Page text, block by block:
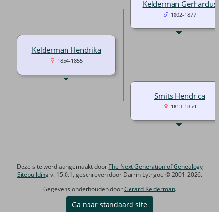
Kelderman Hendrika
1854-1855
Kelderman Gerhardus
1802-1877
Smits Hendrica
1813-1854
Deze site werd aangemaakt doorThe Next Generation of Genealogy
Sitebuildingv. 15.0.1, geschreven door Darrin Lythgoe © 2001-2026.
Gegevens onderhouden doorGerard Kelderman.
Ga naar standaard site